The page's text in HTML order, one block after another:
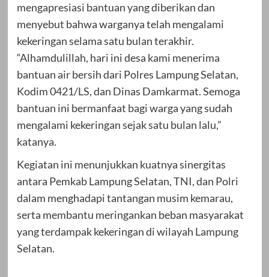
mengapresiasi bantuan yang diberikan dan
menyebut bahwa warganya telah mengalami
kekeringan selama satu bulan terakhir.
“Alhamdulillah, hari ini desa kami menerima
bantuan air bersih dari Polres Lampung Selatan,
Kodim 0421/LS, dan Dinas Damkarmat. Semoga
bantuan ini bermanfaat bagi warga yang sudah
mengalami kekeringan sejak satu bulan lalu,”
katanya.
Kegiatan ini menunjukkan kuatnya sinergitas
antara Pemkab Lampung Selatan, TNI, dan Polri
dalam menghadapi tantangan musim kemarau,
serta membantu meringankan beban masyarakat
yang terdampak kekeringan di wilayah Lampung
Selatan.